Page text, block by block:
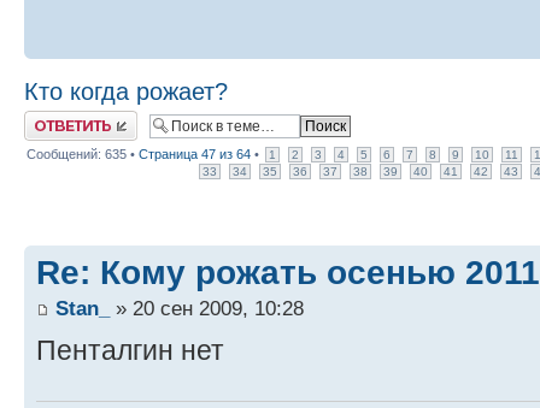
Кто когда рожает?
Ответить
Сообщений: 635 • Страница 47 из 64 • 1 2 3 4 5 6 7 8 9 10 11
33
34 35 36 37 38 39 40 41 42 43
Re: Кому рожать осенью
Stan_ » 20 сен 2009, 10:28
Пенталгин нет